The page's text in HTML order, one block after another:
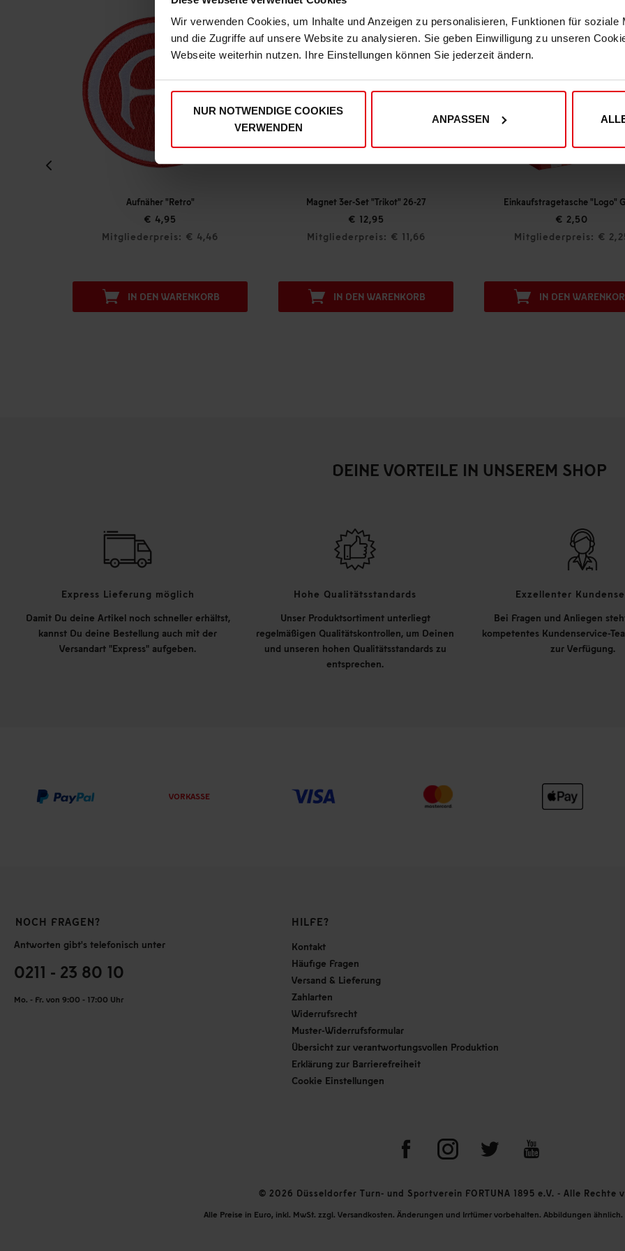
Wir verwenden Cookies, um Inhalte und Anzeigen zu personalisieren, Funktionen für soziale
und die Zugriffe auf unsere Website zu analysieren. Sie geben Einwilligung zu unseren
Webseite weiterhin nutzen. Ihre Einstellungen können Sie jederzeit ändern.
NUR NOTWENDIGE COOKIES
VERWENDEN
ANPASSEN
Magnet 3er-Set "Trikot" 26-27
Mitgliederpreis: € 11,66
IN DEN WARENKORB
Einkaufstragetasche "Logo" Groß
Mitgliederpreis: € 2,25
IN DEN WARENKORB IN
DEINE VORTEILE IN UNSEREM SHOP
Express Lieferung möglich
Damit Du deine Artikel noch schneller erhältst,
kannst Du deine Bestellung auch mit der
Versandart "Express" aufgeben.
Hohe Qualitätsstandards
Unser Produktsortiment unterliegt
regelmäßigen Qualitätskontrollen, um Deinen
und unseren hohen Qualitätsstandards zu
entsprechen.
Exzellenter
Bei Fragen und Anliegen
kompetentes Kundenservice-
zur Verfügung.
VORKASSE
NOCH FRAGEN?
Antworten gibt's telefonisch unter
0211 - 23 80 10
Mo. - Fr. von 9:00 - 17:00 Uhr
HILFE?
Kontakt
Häufige Fragen
Versand & Lieferung
Zahlarten
Widerrufsrecht
Muster-Widerrufsformular
Übersicht zur verantwortungsvollen Produktion
Erklärung zur Barrierefreiheit
Cookie Einstellungen
© 2026 Düsseldorfer Turn- und Sportverein FORTUNA 1895 e.V. - Alle Rechte
Alle Preise in Euro, inkl. MwSt. zzgl. Versandkosten. Änderungen und Irrtümer vorbehalten. Abbildungen